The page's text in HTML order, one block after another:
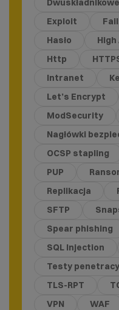
Exploit
Hasło
Http
Intranet
Let’s Encrypt
ModSecurity
Nagłówki
OCSP stapling
PUP
Replikacja
SFTP
Spear phishing
SQL Injection
Testy
TLS-RPT
VPN
WAF